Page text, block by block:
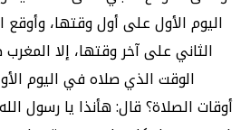
اليوم الأول على أول وقتها،
الثاني على آخر وقتها، إلا
الوقت الذي صلاه في اليوم
أوقات الصلاة؟ قال: هأنذا يا رسول